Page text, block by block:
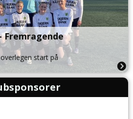
Fremragende
start på